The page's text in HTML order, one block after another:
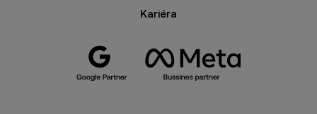
Kariéra